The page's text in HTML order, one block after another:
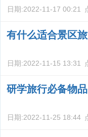
日期:2022-11-17 00:21
有什么适合景区
日期:2022-11-15 13:31
研学旅行必备物品
日期:2022-11-25 18:44